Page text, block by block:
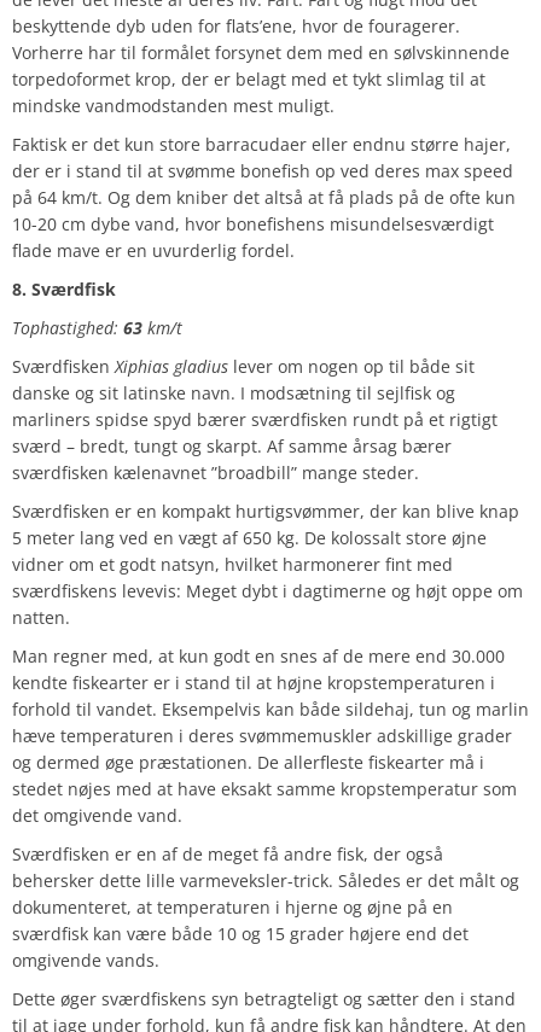
beskyttende dyb uden for flats’ene, hvor de fouragerer.
Vorherre har til formålet forsynet dem med en sølvskinnende
torpedoformet krop, der er belagt med et tykt slimlag til at
mindske vandmodstanden mest muligt.
Faktisk er det kun store barracudaer eller endnu større hajer,
der er i stand til at svømme bonefish op ved deres max speed
på 64 km/t. Og dem kniber det altså at få plads på de ofte kun
10-20 cm dybe vand, hvor bonefishens misundelsesværdigt
flade mave er en uvurderlig fordel.
8. Sværdfisk
Tophastighed: 63 km/t
SværdfiskenXiphias gladius lever om nogen op til både sit
danske og sit latinske navn. I modsætning til sejlfisk og
marliners spidse spyd bærer sværdfisken rundt på et rigtigt
sværd – bredt, tungt og skarpt. Af samme årsag bærer
sværdfisken kælenavnet ”broadbill” mange steder.
Sværdfisken er en kompakt hurtigsvømmer, der kan blive knap
5 meter lang ved en vægt af 650 kg. De kolossalt store øjne
vidner om et godt natsyn, hvilket harmonerer fint med
sværdfiskens levevis: Meget dybt i dagtimerne og højt oppe om
natten.
Man regner med, at kun godt en snes af de mere end 30.000
kendte fiskearter er i stand til at højne kropstemperaturen i
forhold til vandet. Eksempelvis kan både sildehaj, tun og marlin
hæve temperaturen i deres svømmemuskler adskillige grader
og dermed øge præstationen. De allerfleste fiskearter må i
stedet nøjes med at have eksakt samme kropstemperatur som
det omgivende vand.
Sværdfisken er en af de meget få andre fisk, der også
behersker dette lille varmeveksler-trick. Således er det målt og
dokumenteret, at temperaturen i hjerne og øjne på en
sværdfisk kan være både 10 og 15 grader højere end det
omgivende vands.
Dette øger sværdfiskens syn betragteligt og sætter den i stand
til at jage under forhold, kun få andre fisk kan håndtere. At den